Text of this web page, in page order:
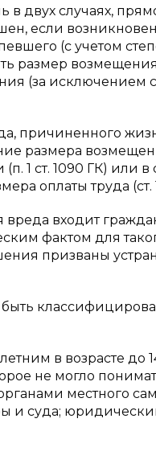
случаях,
если
(с учетом
размер
(за исключением
причиненного
размера
1 ст. 1090 ГК) или
оплаты труда (ст.
входит
фактом для
призваны
быть
в возрасте до
не могло
местного
и суда;